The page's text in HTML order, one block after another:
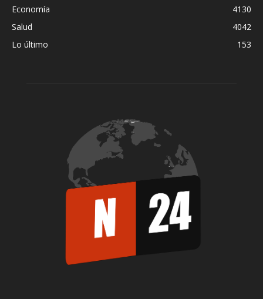
Economía
4130
Salud
4042
Lo último
153